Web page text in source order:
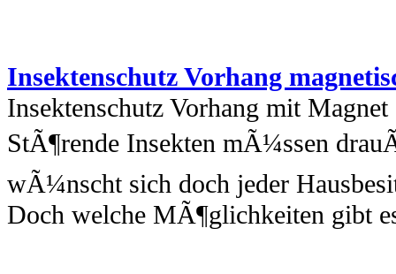
Insektenschutz Vorhang
Insektenschutz Vorhang mit
StÃ¶rende Insekten mÃ¼ssen
wÃ¼nscht sich doch jeder
Doch welche MÃ¶glichkeiten gibt